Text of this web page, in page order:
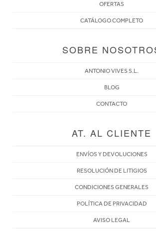
OFERTAS
CATÁLOGO COMPLETO
SOBRE
ANTONIO VIVES S.L.
BLOG
CONTACTO
AT. AL CLIENTE
ENVÍOS Y DEVOLUCIONES
RESOLUCIÓN DE LITIGIOS
CONDICIONES GENERALES
POLÍTICA DE PRIVACIDAD
AVISO LEGAL